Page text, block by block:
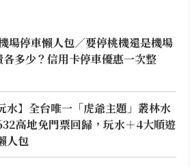
場停車懶人包／要停桃機還是機場
多少？信用卡停車優惠一次整
水】全台唯一「虎爺主題」叢林水
高地免門票回歸，玩水＋4大順遊
人包